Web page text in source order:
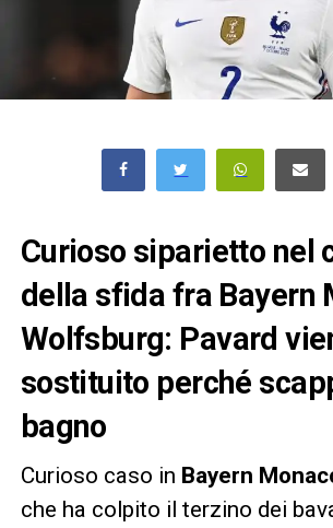
Curioso siparietto nel
della sfida fra Bayern
Wolfsburg: Pavard
sostituito perché
bagno
Curioso caso in Bayern
che ha colpito il terzino dei